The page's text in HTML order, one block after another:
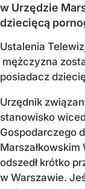
w Urzędzie
dziecięcą
Ustalenia
mężczyzna
posiadacz
Urzędnik
stanowisko
Gospodarczego
odszedł krótko
w Warszawie.